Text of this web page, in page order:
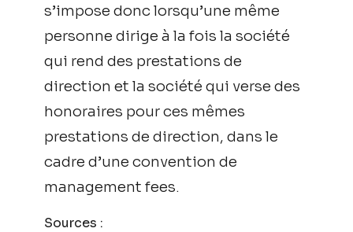
s’impose donc lorsqu’une même
personne dirige à la fois la société
qui rend des prestations de
direction et la société qui verse des
honoraires pour ces mêmes
prestations de direction, dans le
cadre d’une convention de
management fees.
Sources :